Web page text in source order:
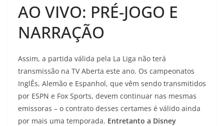
AO VIVO: PRÉ-JOGO E
NARRAÇÃO
Assim, a partida válida pela La Liga não terá
transmissão na TV Aberta este ano. Os campeonatos
InglÊs, Alemão e Espanhol, que vêm sendo transmitidos
por ESPN e Fox Sports, devem continuar nas mesmas
emissoras – o contrato desses certames é válido ainda
por mais uma temporada. Entretanto a Disney